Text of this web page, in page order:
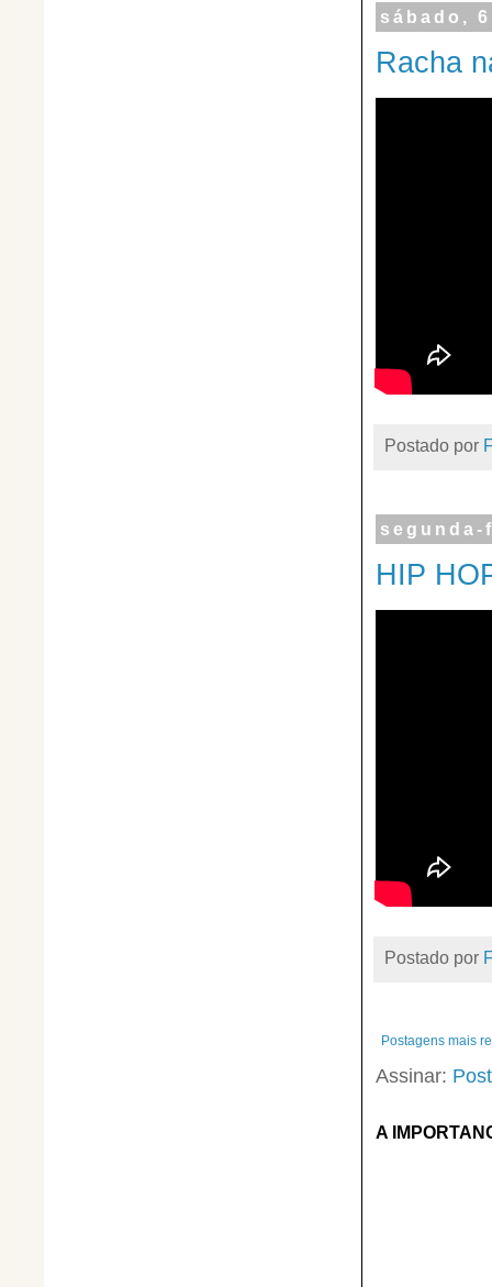
sábado,
Racha
Postado por
HIP
Postado por
Postagens mais
Assinar:
A